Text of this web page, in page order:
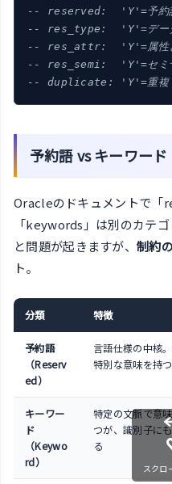
-- reserved:  'Y'=予約語
-- res_type:  'Y'=データ
-- res_attr:  'Y'=属性と
-- res_semi:  'Y'=セミ予
-- duplicate: 'Y'=重複（
予約語 vs キーワー
Oracleのドキュメントで「
「keywords」は別のカテ
と問題が起きますが、 制約
ト。
分類 特徴
予約語
（Reserv
ed）
言語仕様の中核
特別な意味を持つ
キーワー
ド
（Keywo
rd）
特定の文脈で意
つが、識別子に
る
スクロ